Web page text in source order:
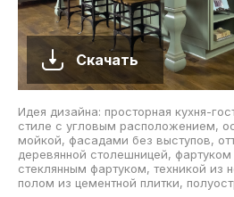
Скачать
Идея дизайна: просторная кухня-
стиле с угловым расположением,
мойкой, фасадами без выступов,
деревянной столешницей,
стеклянным фартуком, техникой
полом из цементной плитки,